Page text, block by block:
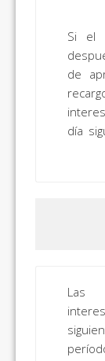
Si el
de
día
Las